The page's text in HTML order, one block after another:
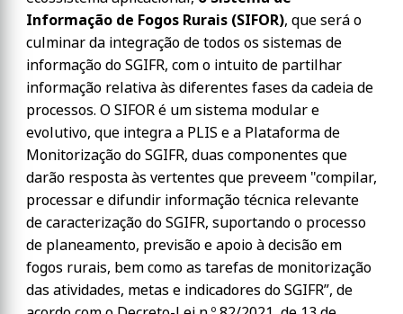
Informação de Fogos Rurais (SIFOR), que será o
culminar da integração de todos os sistemas de
informação do SGIFR, com o intuito de partilhar
informação relativa às diferentes fases da cadeia de
processos. O SIFOR é um sistema modular e
evolutivo, que integra a PLIS e a Plataforma de
Monitorização do SGIFR, duas componentes que
darão resposta às vertentes que preveem "compilar,
processar e difundir informação técnica relevante
de caracterização do SGIFR, suportando o processo
de planeamento, previsão e apoio à decisão em
fogos rurais, bem como as tarefas de monitorização
das atividades, metas e indicadores do SGIFR”, de